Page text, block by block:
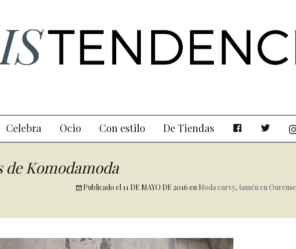
Celebra Ocio Con estilo De Tiendas
Komodamoda
Publicado el 11 DE MAYO DE 2016 en Moda curvy, tamén en Ourense